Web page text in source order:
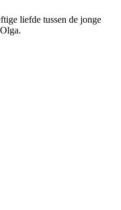
liefde tussen de jonge